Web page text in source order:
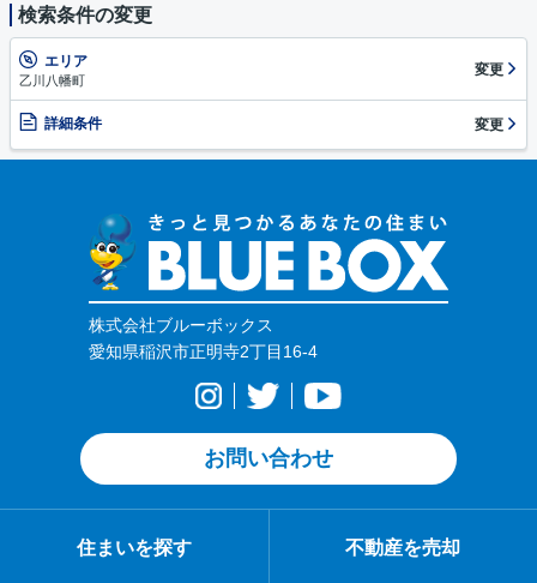
検索条件の変更
エリア
乙川八幡町
変更
詳細条件 変更
株式会社ブルーボックス
愛知県稲沢市正明寺2丁目16-4
お問い合わせ
住まいを探す 不動産を売却